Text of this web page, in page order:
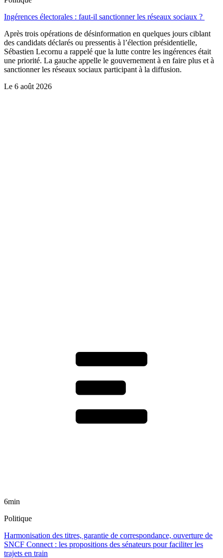
Ingérences électorales : faut-il sanctionner les réseaux sociaux ?
Après trois opérations de désinformation en quelques jours ciblant
des candidats déclarés ou pressentis à l’élection présidentielle,
Sébastien Lecornu a rappelé que la lutte contre les ingérences était
une priorité. La gauche appelle le gouvernement à en faire plus et à
sanctionner les réseaux sociaux participant à la diffusion.
Le 6 août 2026
6min
Politique
Harmonisation des titres, garantie de correspondance, ouverture de
SNCF Connect : les propositions des sénateurs pour faciliter les
trajets en train